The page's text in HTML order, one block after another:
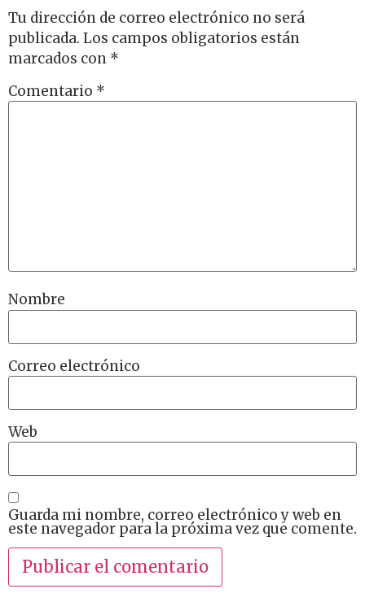
Tu dirección de correo electrónico no será
publicada. Los campos obligatorios están
marcados con *
Comentario *
Nombre
Correo electrónico
Web
Guarda mi nombre, correo electrónico y web en
este navegador para la próxima vez que comente.